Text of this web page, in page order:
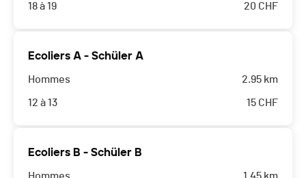
18 à 19 20 CHF
Ecoliers A - Schüler A
Hommes
12 à 13
2.95 km
15 CHF
Ecoliers B - Schüler B